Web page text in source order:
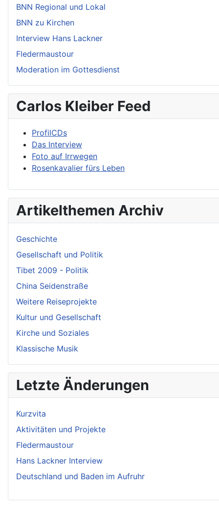
BNN Regional und Lokal
BNN zu Kirchen
Interview Hans Lackner
Fledermaustour
Moderation im Gottesdienst
Carlos Kleiber Feed
ProfilCDs
Das Interview
Foto auf Irrwegen
Rosenkavalier fürs Leben
Artikelthemen Archiv
Geschichte
Gesellschaft und Politik
Tibet 2009 - Politik
China Seidenstraße
Weitere Reiseprojekte
Kultur und Gesellschaft
Kirche und Soziales
Klassische Musik
Letzte Änderungen
Kurzvita
Aktivitäten und Projekte
Fledermaustour
Hans Lackner Interview
Deutschland und Baden im Aufruhr